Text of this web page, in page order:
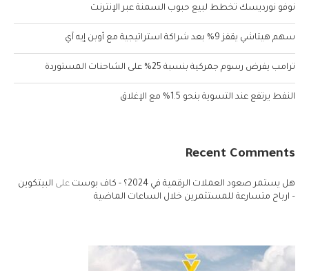
نوفو نورديسك تخطط لبيع حبوب السمنة عبر الإنترنت
سهم هيتاشي يقفز 9% بعد شراكة استراتيجية مع أوبن إيه آي
ترامب يفرض رسوم جمركية بنسبة 25% على الشاحنات المستوردة
النفط يرتفع عند التسوية بنحو 1.5% مع الإغلاق
Recent Comments
هل يستمر صعود العملات الرقمية في 2024؟ - كاف بوست على البيتكوين
– ارباح متسارعة للمستثمرين خلال الساعات الماضية